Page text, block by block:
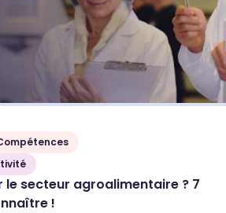
le secteur agroalimentaire ? 7
!